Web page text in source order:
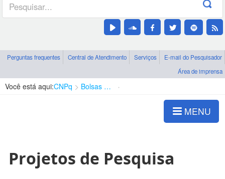
Perguntas frequentes Central de Atendimento Serviços
E-mail do Pesquisador
Área de imprensa
Você está aqui:CNPq Bolsas e Auxílios Vigentes
MENU
Projetos de Pesquisa